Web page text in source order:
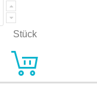
Stück